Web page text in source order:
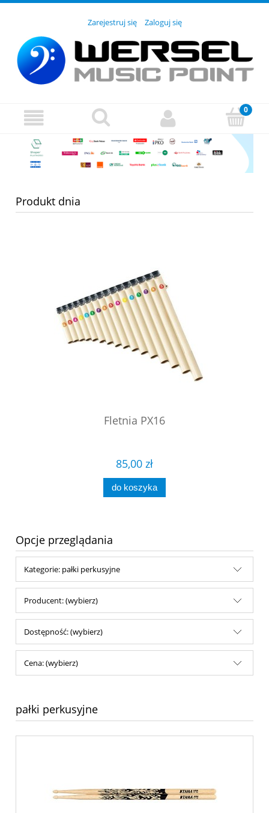
Zarejestruj się Zaloguj się
Produkt dnia
Fletnia PX16
85,00 zł
do koszyka
Opcje przeglądania
Kategorie: pałki perkusyjne
Producent: (wybierz)
Dostępność: (wybierz)
Cena: (wybierz)
pałki perkusyjne